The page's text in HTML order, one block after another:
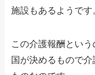
施設もあるようです
この介護報酬とい
国が決めるもので